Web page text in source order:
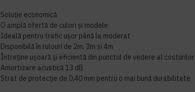
Soluție economică
O amplă ofertă de culori și modele
Ideală pentru trafic ușor până la moderat
Disponibilă în rulouri de 2m, 3m și 4m
Întreține ușoară și eficientă din punctul de vedere al costurilor
Amortizare acustică 13 dB
Strat de protecție de 0,40 mm pentru o mai bună durabilitate